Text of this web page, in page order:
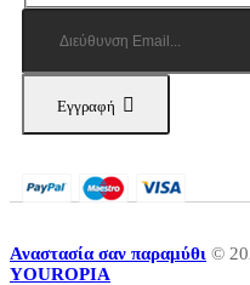
Εγγραφή
Αναστασία σαν παραμύθι ©
YOUROPIA